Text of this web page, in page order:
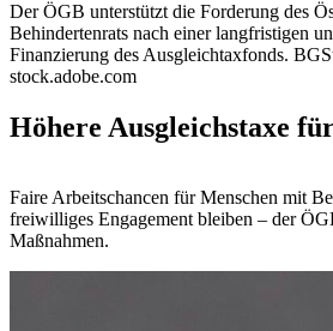
Der ÖGB unterstützt die Forderung des
Behindertenrats nach einer langfristigen
Finanzierung des Ausgleichtaxfonds.
stock.adobe.com
Höhere Ausgleichstaxe
Faire Arbeitschancen für Menschen mit
freiwilliges Engagement bleiben – der
Maßnahmen.